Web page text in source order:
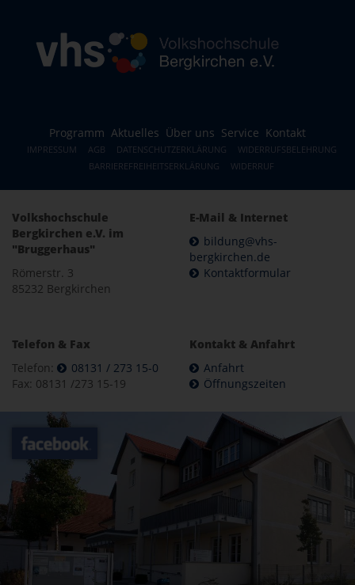
Programm Aktuelles Über uns Service Kontakt
IMPRESSUM AGB DATENSCHUTZERKLÄRUNG
WIDERRUFSBELEHRUNG
BARRIEREFREIHEITSERKLÄRUNG
WIDERRUF
Volkshochschule
Bergkirchen e.V. im
"Bruggerhaus"
Römerstr. 3
85232 Bergkirchen
E-Mail & Internet
bildung@vhs-
bergkirchen.de
Kontaktformular
Telefon & Fax
Telefon:
08131 / 273 15-0
Fax: 08131 /273 15-19
Kontakt & Anfahrt
Anfahrt
Öffnungszeiten